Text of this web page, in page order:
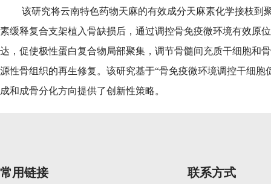
该研究将云南特色药物天麻的有效成分天麻素化学接枝
素缓释复合支架植入骨缺损后，通过调控骨免疫微环境有效原
达，促使极性蛋白复合物局部聚集，调节骨髓间充质干细胞和
源性骨组织的再生修复。该研究基于“骨免疫微环境调控干细
成和成骨分化方向提供了创新性策略。
常用链接 联系方式